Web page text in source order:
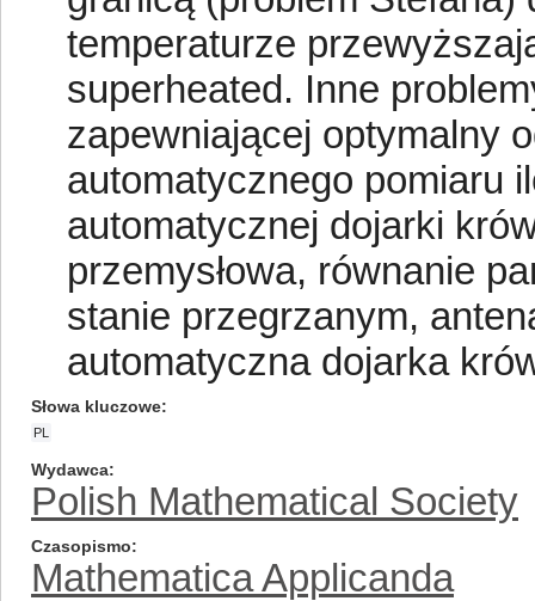
temperaturze
superheated. Inne
zapewniającej optymalny
automatycznego pomiaru
automatycznej dojarki
przemysłowa, równanie
stanie przegrzanym,
automatyczna dojarka
Słowa kluczowe
PL
Wydawca
Polish Mathematical Society
Czasopismo
Mathematica Applicanda